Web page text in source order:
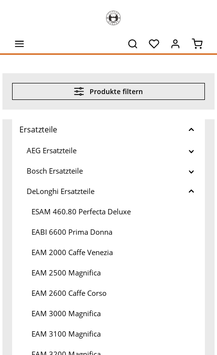
Produkte filtern
Ersatzteile
AEG Ersatzteile
Bosch Ersatzteile
DeLonghi Ersatzteile
ESAM 460.80 Perfecta Deluxe
EABI 6600 Prima Donna
EAM 2000 Caffe Venezia
EAM 2500 Magnifica
EAM 2600 Caffe Corso
EAM 3000 Magnifica
EAM 3100 Magnifica